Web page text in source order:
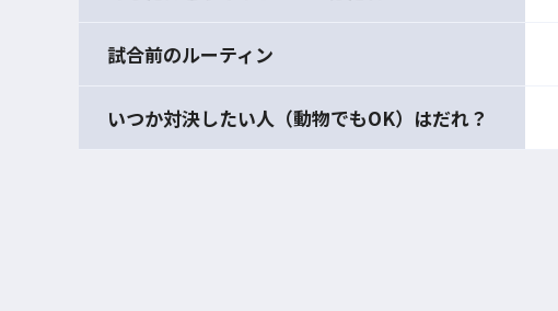
試合前のルーティン
いつか対決したい人（動物でもOK）はだれ？